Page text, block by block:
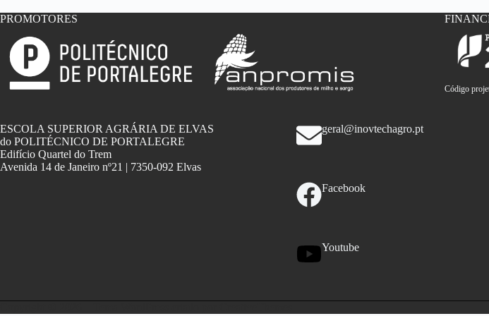
Portalegre
PROMOTORES
Código
ESCOLA SUPERIOR AGRÁRIA DE ELVAS
do POLITÉCNICO DE PORTALEGRE
Edifício Quartel do Trem
Avenida 14 de Janeiro nº21 | 7350-092 Elvas
geral@inovtechagro.pt
Facebook
Youtube